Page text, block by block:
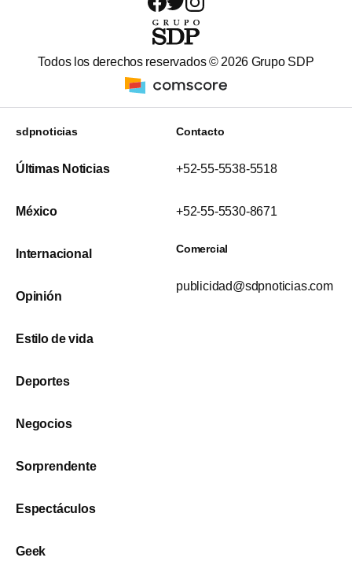
Todos los derechos reservados © 2026 Grupo SDP
sdpnoticias
Últimas Noticias
México
Internacional
Opinión
Estilo de vida
Deportes
Negocios
Sorprendente
Espectáculos
Geek
Contacto
+52-55-5538-5518
+52-55-5530-8671
Comercial
publicidad@sdpnoticias.com